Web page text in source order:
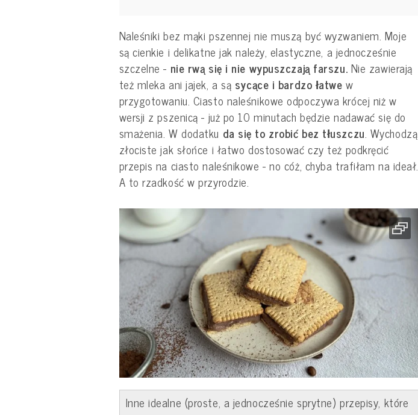
Naleśniki bez mąki pszennej nie muszą być wyzwaniem. Moje
są cienkie i delikatne jak należy, elastyczne, a jednocześnie
szczelne - nie rwą się i nie wypuszczają farszu. Nie zawierają
też mleka ani jajek, a są sycące i bardzo łatwew
przygotowaniu. Ciasto naleśnikowe odpoczywa krócej niż w
wersji z pszenicą - już po 10 minutach będzie nadawać się do
smażenia. W dodatku da się to zrobić bez tłuszczu. Wychodzą
złociste jak słońce i łatwo dostosować czy też podkręcić
przepis na ciasto naleśnikowe - no cóż, chyba trafiłam na ideał.
A to rzadkość w przyrodzie.
Inne idealne (proste, a jednocześnie sprytne) przepisy, które